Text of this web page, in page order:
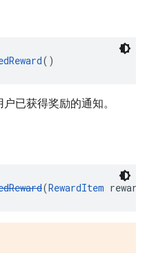
()
已获得奖励的通知。
(RewardItem